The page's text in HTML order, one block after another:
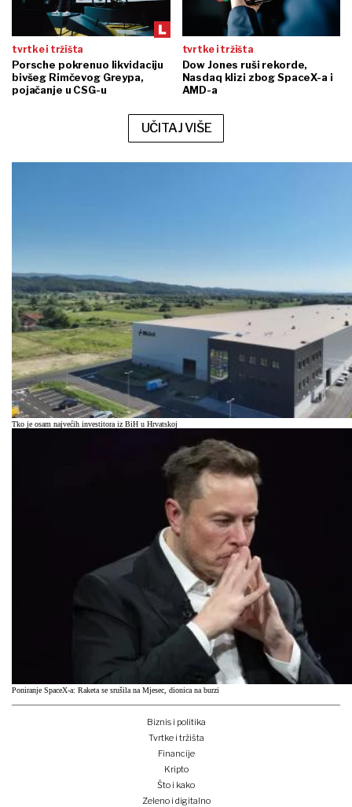
tvrtke i tržišta
Porsche pokrenuo likvidaciju
bivšeg Rimčevog Greypa,
pojačanje u CSG-u
tvrtke i tržišta
Dow Jones ruši rekorde,
Nasdaq klizi zbog SpaceX-a i
AMD-a
UČITAJ VIŠE
Tko je osam najvećih investitora iz BiH u Hrvatskoj
Poniranje SpaceX-a: Raketa se srušila na Mjesec, dionica na burzi
Biznis i politika
Tvrtke i tržišta
Financije
Kripto
Što i kako
Zeleno i digitalno